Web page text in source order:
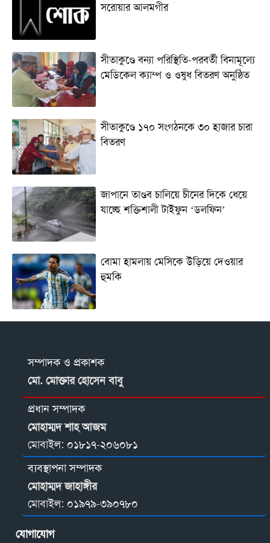
সরোয়ার আলমগীর
সীতাকুণ্ডে বন্যা পরিস্থিতি-পরবর্তী বিনামূল্যে
মেডিকেল ক্যাম্প ও ওষুধ বিতরণ অনুষ্ঠিত
সীতাকুণ্ডে ১৭০ সংগঠনকে ৩০ হাজার চারা
বিতরণ
জাপানে তাণ্ডব চালিয়ে চীনের দিকে ধেয়ে
যাচ্ছে শক্তিশালী টাইফুন ‘ডলফিন’
বোমা হামলায় মেসিকে উড়িয়ে দেওয়ার
হুমকি
সম্পাদক ও প্রকাশক
মো. মোক্তার হোসেন বাবু
প্রধান সম্পাদক
মোহাম্মদ শাহ আজম
মোবাইল: ০১৮১৭-২০৬০৮১
ব্যবস্থাপনা সম্পাদক
মোহাম্মদ জাহাঙ্গীর
মোবাইল: ০১৯৭৯-৩৯০৭৮০
যোগাযোগ